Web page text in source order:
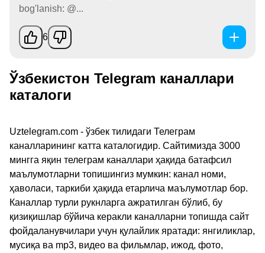
bog'lanish: @...
6
Ўзбекистон Telegram каналлари
каталоги
Uztelegram.com - ўзбек тилидаги Телеграм
каналларининг катта каталогидир. Сайтимизда 3000
мингга яқин телеграм каналлари ҳақида батафсил
маълумотларни топишингиз мумкин: канал номи,
ҳаволаси, таркиби ҳақида етарлича маълумотлар бор.
Каналлар турли рукнларга ажратилган бўлиб, бу
қизиқишлар бўйича керакли каналларни топишда сайт
фойдаланувчилари учун қулайлик яратади: янгиликлар,
мусиқа ва mp3, видео ва фильмлар, ижод, фото,